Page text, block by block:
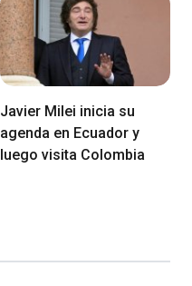
Javier Milei inicia su
agenda en Ecuador y
luego visita Colombia